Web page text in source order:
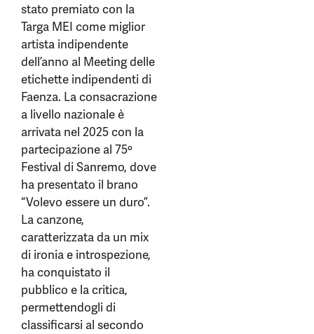
stato premiato con la
Targa MEI come miglior
artista indipendente
dell’anno al Meeting delle
etichette indipendenti di
Faenza. La consacrazione
a livello nazionale è
arrivata nel 2025 con la
partecipazione al 75º
Festival di Sanremo, dove
ha presentato il brano
“Volevo essere un duro”.
La canzone,
caratterizzata da un mix
di ironia e introspezione,
ha conquistato il
pubblico e la critica,
permettendogli di
classificarsi al secondo